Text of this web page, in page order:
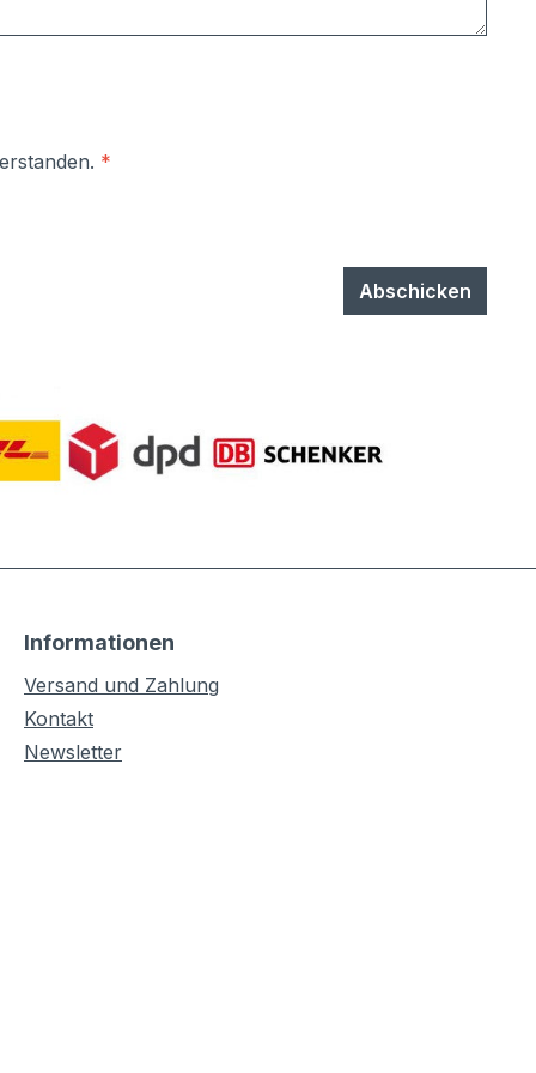
*
Abschicken
Informationen
Versand und Zahlung
Kontakt
Newsletter